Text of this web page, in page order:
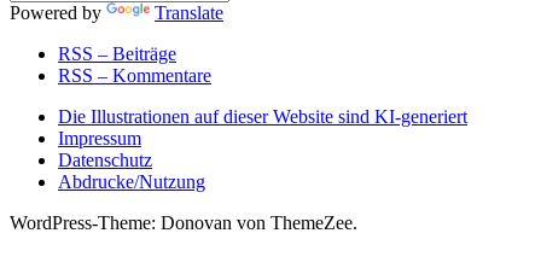
Powered by
Translate
RSS – Beiträge
RSS – Kommentare
Die Illustrationen auf dieser Website sind KI-generiert
Impressum
Datenschutz
Abdrucke/Nutzung
WordPress-Theme: Donovan von ThemeZee.